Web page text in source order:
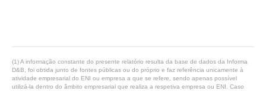
(1) A informação constante do presente relatório resulta da base de dados da Informa
D&B, foi obtida junto de fontes públicas ou do próprio e faz referência unicamente à
atividade empresarial do ENI ou empresa a que se refere, sendo apenas possível
utilizá-la dentro do âmbito empresarial que realiza a respetiva empresa ou ENI. Caso